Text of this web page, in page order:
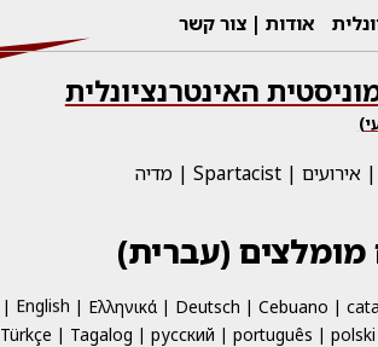
אודות צור קשר
האינטרנציונלית
אירועים Spartacist מדיה
(עברית)
Cebuano
Deutsch
Ελληνικά
English
polski
português
русский
Tagalog
Türkçe